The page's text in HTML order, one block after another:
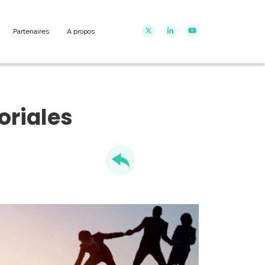
Partenaires A propos